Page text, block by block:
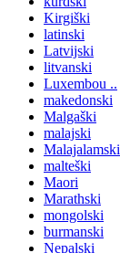
Kirgiški
latinski
Latvijski
litvanski
Luxembou ..
makedonski
Malgaški
malajski
Malajalamski
malteški
Maori
Marathski
mongolski
burmanski
Nepalski